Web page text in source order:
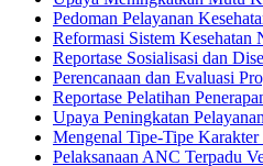
Pedoman Pelayanan
Reformasi Sistem
Reportase Sosialisasi dan
Perencanaan dan Evaluasi
Reportase Pelatihan
Upaya Peningkatan
Mengenal Tipe-Tipe
Pelaksanaan ANC Terpadu